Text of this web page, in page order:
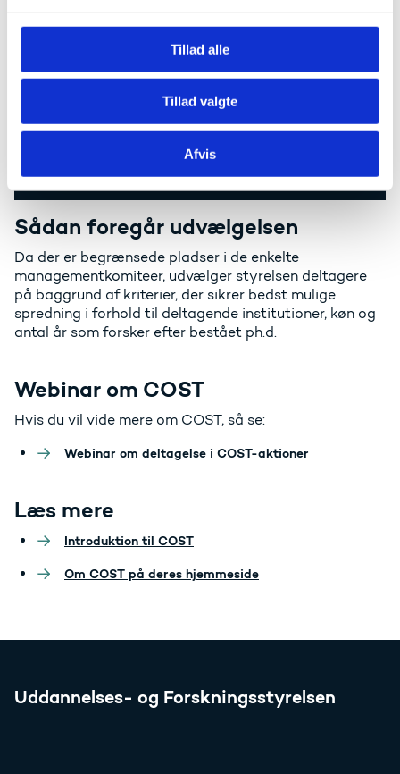
Tillad alle
Tillad valgte
Afvis
det, som du har noteret i det udfyldte skema.
Send ansøgningen via e-mail
Hvis du har adgang til printer/scanner, kan
eurocenter@ufm.dk
Sådan foregår udvælgelsen
Da der er begrænsede pladser i de enkelte
managementkomiteer, udvælger styrelsen deltagere
på baggrund af kriterier, der sikrer bedst mulige
spredning i forhold til deltagende institutioner, køn og
antal år som forsker efter bestået ph.d.
Webinar om COST
Hvis du vil vide mere om COST, så se:
Webinar om deltagelse i COST-aktioner
Læs mere
Introduktion til COST
Om COST på deres hjemmeside
Uddannelses- og Forskningsstyrelsen